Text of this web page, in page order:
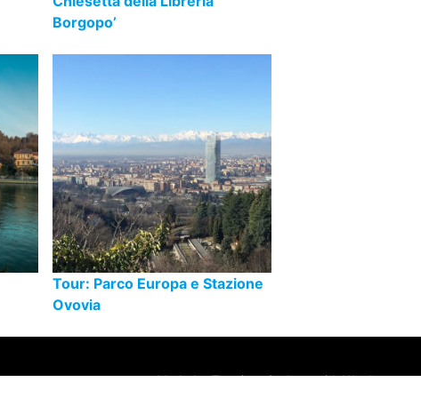
Borgopo’
Tour: Parco Europa e Stazione
Ovovia
Made byTurn into Coders, withWordpress